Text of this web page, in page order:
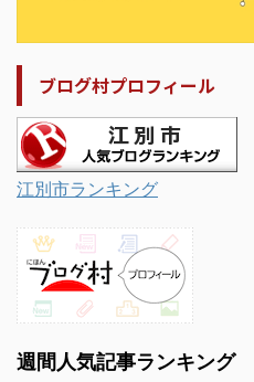
ブログ村プロフィール
江別市ランキング
週間人気記事ランキング